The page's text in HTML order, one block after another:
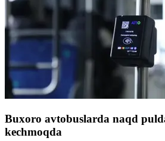
Buxoro avtobuslarda naqd
kechmoqda